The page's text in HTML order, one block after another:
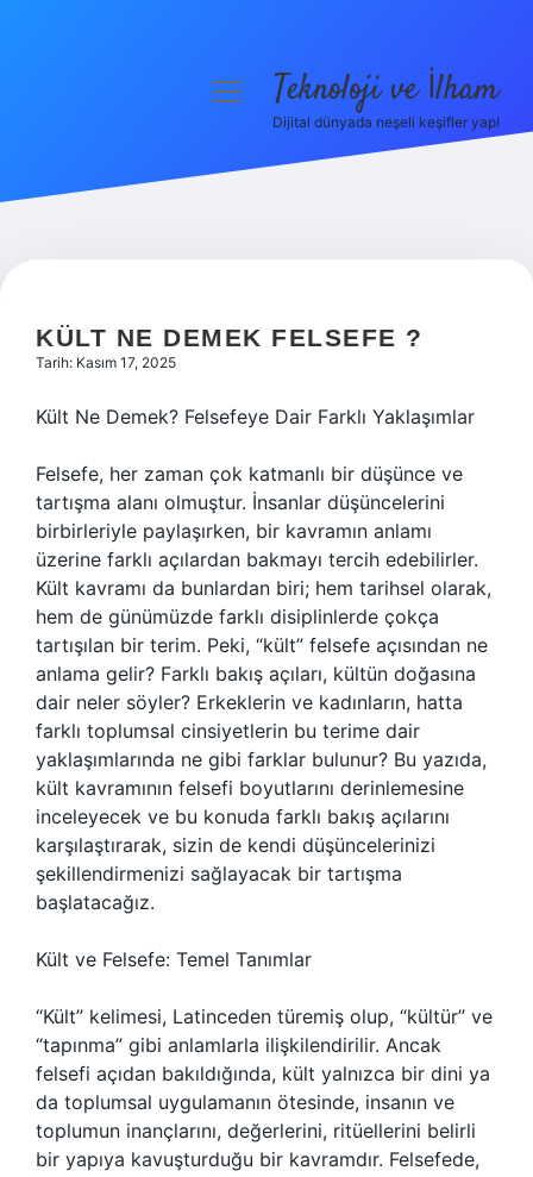
Hakkımızda
menüyüTeknoloji ve İlham
Dijital dünyada neşeli keşifler yap!
KÜLT NE DEMEK FELSEFE ?
Tarih: Kasım 17, 2025
Kült Ne Demek? Felsefeye Dair Farklı Yaklaşımlar
Felsefe, her zaman çok katmanlı bir düşünce ve
tartışma alanı olmuştur. İnsanlar düşüncelerini
birbirleriyle paylaşırken, bir kavramın anlamı
üzerine farklı açılardan bakmayı tercih edebilirler.
Kült kavramı da bunlardan biri; hem tarihsel olarak,
hem de günümüzde farklı disiplinlerde çokça
tartışılan bir terim. Peki, “kült” felsefe açısından ne
anlama gelir? Farklı bakış açıları, kültün doğasına
dair neler söyler? Erkeklerin ve kadınların, hatta
farklı toplumsal cinsiyetlerin bu terime dair
yaklaşımlarında ne gibi farklar bulunur? Bu yazıda,
kült kavramının felsefi boyutlarını derinlemesine
inceleyecek ve bu konuda farklı bakış açılarını
karşılaştırarak, sizin de kendi düşüncelerinizi
şekillendirmenizi sağlayacak bir tartışma
başlatacağız.
Kült ve Felsefe: Temel Tanımlar
“Kült” kelimesi, Latinceden türemiş olup, “kültür” ve
“tapınma” gibi anlamlarla ilişkilendirilir. Ancak
felsefi açıdan bakıldığında, kült yalnızca bir dini ya
da toplumsal uygulamanın ötesinde, insanın ve
toplumun inançlarını, değerlerini, ritüellerini belirli
bir yapıya kavuşturduğu bir kavramdır. Felsefede,